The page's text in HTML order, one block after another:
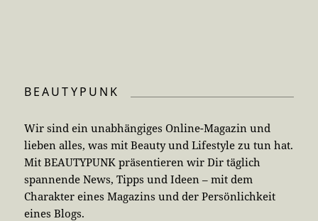
BEAUTYPUNK
Wir sind ein unabhängiges Online-Magazin und
lieben alles, was mit Beauty und Lifestyle zu tun hat.
Mit BEAUTYPUNK präsentieren wir Dir täglich
spannende News, Tipps und Ideen – mit dem
Charakter eines Magazins und der Persönlichkeit
eines Blogs.